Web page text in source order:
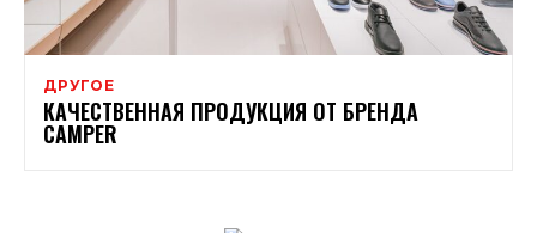
ДРУГОЕ
КАЧЕСТВЕННАЯ ПРОДУКЦИЯ ОТ БРЕНДА
CAMPER